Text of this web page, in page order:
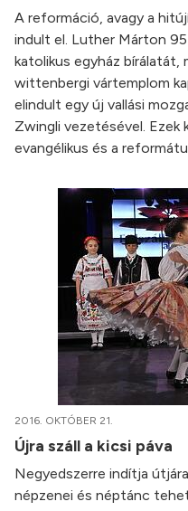
A reformáció, avagy a
indult el. Luther Márton
katolikus egyház bírálatát,
wittenbergi vártemplom
elindult egy új vallási
Zwingli vezetésével. Ezek
evangélikus és a
2016. OKTÓBER 21.
Újra száll a kicsi páva
Negyedszerre indítja
népzenei és néptánc